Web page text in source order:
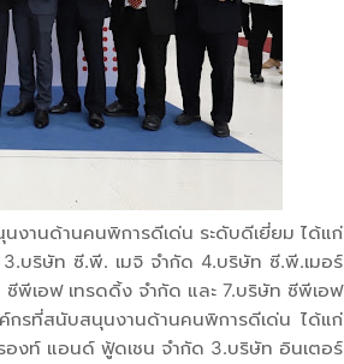
งานด้านคนพิการดีเด่น ระดับดีเยี่ยม ได้แก่
บริษัท ซี.พี. เมจิ จำกัด 4.บริษัท ซี.พี.เมอร์
พีเอฟ เทรดดิ้ง จำกัด และ 7.บริษัท ซีพีเอฟ
รที่สนับสนุนงานด้านคนพิการดีเด่น ได้แก่
องท์ แอนด์ ฟู้ดเชน จำกัด 3.บริษัท อินเตอร์